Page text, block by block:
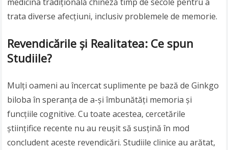
trata diverse afecțiuni, inclusiv problemele de memorie.
Revendicările și Realitatea: Ce spun
Studiile?
Mulți oameni au încercat suplimente pe bază de Ginkgo
biloba în speranța de a-și îmbunătăți memoria și
funcțiile cognitive. Cu toate acestea, cercetările
științifice recente nu au reușit să susțină în mod
concludent aceste revendicări. Studiile clinice au arătat,